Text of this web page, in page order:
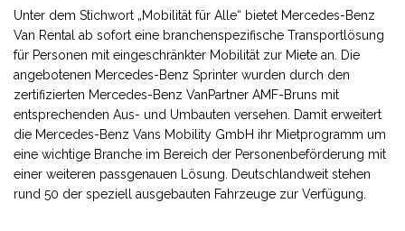
Unter dem Stichwort „Mobilität für Alle“ bietet Mercedes-Benz
Van Rental ab sofort eine branchenspezifische Transportlösung
für Personen mit eingeschränkter Mobilität zur Miete an. Die
angebotenen Mercedes-Benz Sprinter wurden durch den
zertifizierten Mercedes-Benz VanPartner AMF-Bruns mit
entsprechenden Aus- und Umbauten versehen. Damit erweitert
die Mercedes-Benz Vans Mobility GmbH ihr Mietprogramm um
eine wichtige Branche im Bereich der Personenbeförderung mit
einer weiteren passgenauen Lösung. Deutschlandweit stehen
rund 50 der speziell ausgebauten Fahrzeuge zur Verfügung.